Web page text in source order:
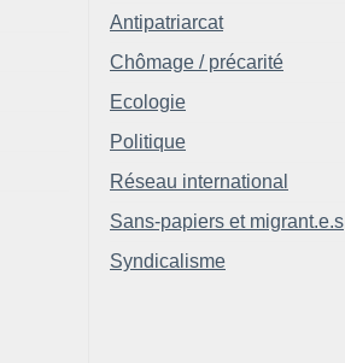
Antipatriarcat
Chômage / précarité
Ecologie
Politique
Réseau international
Sans-papiers et migrant.e.s
Syndicalisme